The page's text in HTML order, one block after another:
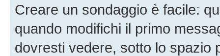
Creare un sondaggio è facile:
quando modifichi il primo
dovresti vedere, sotto lo spazio